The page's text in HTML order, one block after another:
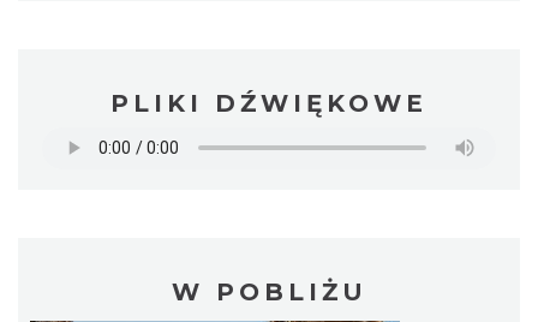
PLIKI DŹWIĘKOWE
W POBLIŻU